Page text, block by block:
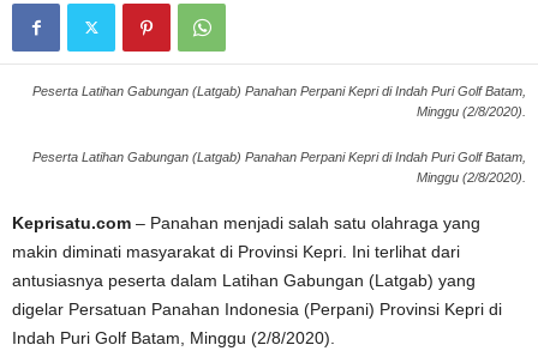
Peserta Latihan Gabungan (Latgab) Panahan Perpani Kepri di Indah Puri Golf Batam,
Minggu (2/8/2020).
Peserta Latihan Gabungan (Latgab) Panahan Perpani Kepri di Indah Puri Golf Batam,
Minggu (2/8/2020).
Keprisatu.com – Panahan menjadi salah satu olahraga yang
makin diminati masyarakat di Provinsi Kepri. Ini terlihat dari
antusiasnya peserta dalam Latihan Gabungan (Latgab) yang
digelar Persatuan Panahan Indonesia (Perpani) Provinsi Kepri di
Indah Puri Golf Batam, Minggu (2/8/2020).